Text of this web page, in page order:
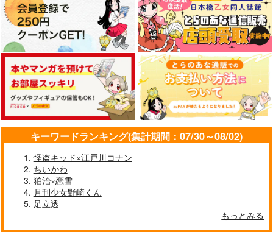
サンプル
作品詳細
サンプル
作品詳細
サンプル
作品詳細
ハピエンルートAorB
787円（税込）
あなたの××に触れた
サンプル
カート
キーワードランキング(集計期間：07/30～08/02)
怪盗キッド×江戸川コナン
ちいかわ
狛治×恋雪
月刊少女野崎くん
足立透
もっとみる